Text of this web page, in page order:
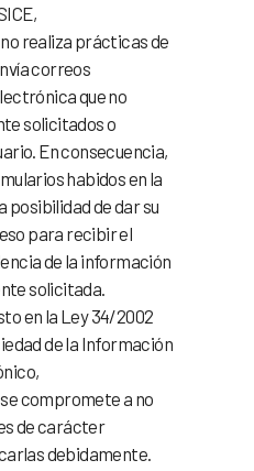
realiza prácticas de
correos
que no
solicitados o
En consecuencia,
habidos en la
posibilidad de dar su
para recibir el
de la información
solicitada.
en la Ley 34/2002
de la Información
compromete a no
de carácter
debidamente.